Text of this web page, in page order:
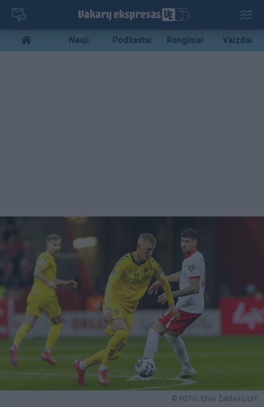
Pereiti
pagrindinį
turinį
Mobile
menu
Nauji Podkastai Renginiai Vaizdai
© FOTO: Elvis Žaldaris/LFF